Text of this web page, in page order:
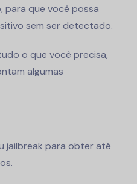
para que você possa
sem ser detectado.
o que você precisa,
algumas
jailbreak para obter até